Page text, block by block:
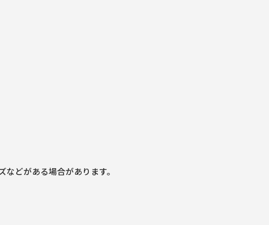
どがある場合があります。